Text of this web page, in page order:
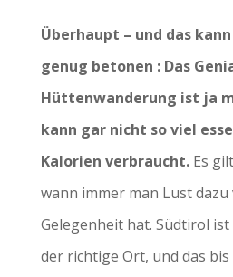
Überhaupt – und das
genug betonen : Das
Hüttenwanderung ist ja
kann gar nicht so viel
Kalorien verbraucht.Es
wann immer man Lust
Gelegenheit hat. Südtirol
der richtige Ort, und das